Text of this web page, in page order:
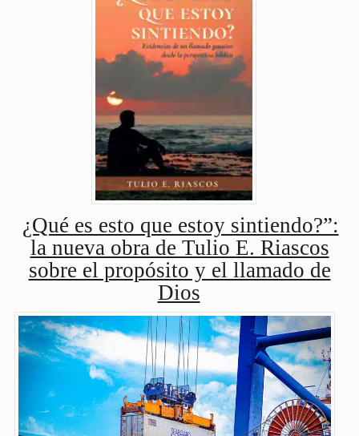
¿Qué es esto que estoy sintiendo?”:
la nueva obra de Tulio E. Riascos
sobre el propósito y el llamado de
Dios